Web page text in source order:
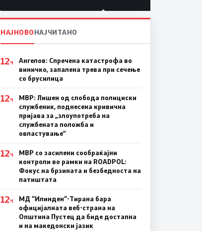
НАЈНОВОНАЈЧИТАНО
12Ч
Ангелов: Спречена катастрофа во
виничко, запалена трева при сечење
со брусилица
12Ч
МВР: Лишен од слобода полициски
службеник, поднесена кривична
пријава за „злоупотреба на
службената положба и
овластување”
12Ч
МВР со засилени сообраќајни
контроли во рамки на ROADPOL:
Фокус на брзината и безбедноста на
патиштата
12Ч
МД “Илинден“-Тирана бара
официјалната веб-страна на
Општина Пустец да биде достапна
и на македонски јазик